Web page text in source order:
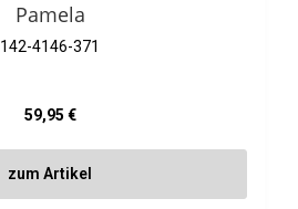
Pamela
142-4146-371
Regulärer Preis:
59,95 €
zum Artikel